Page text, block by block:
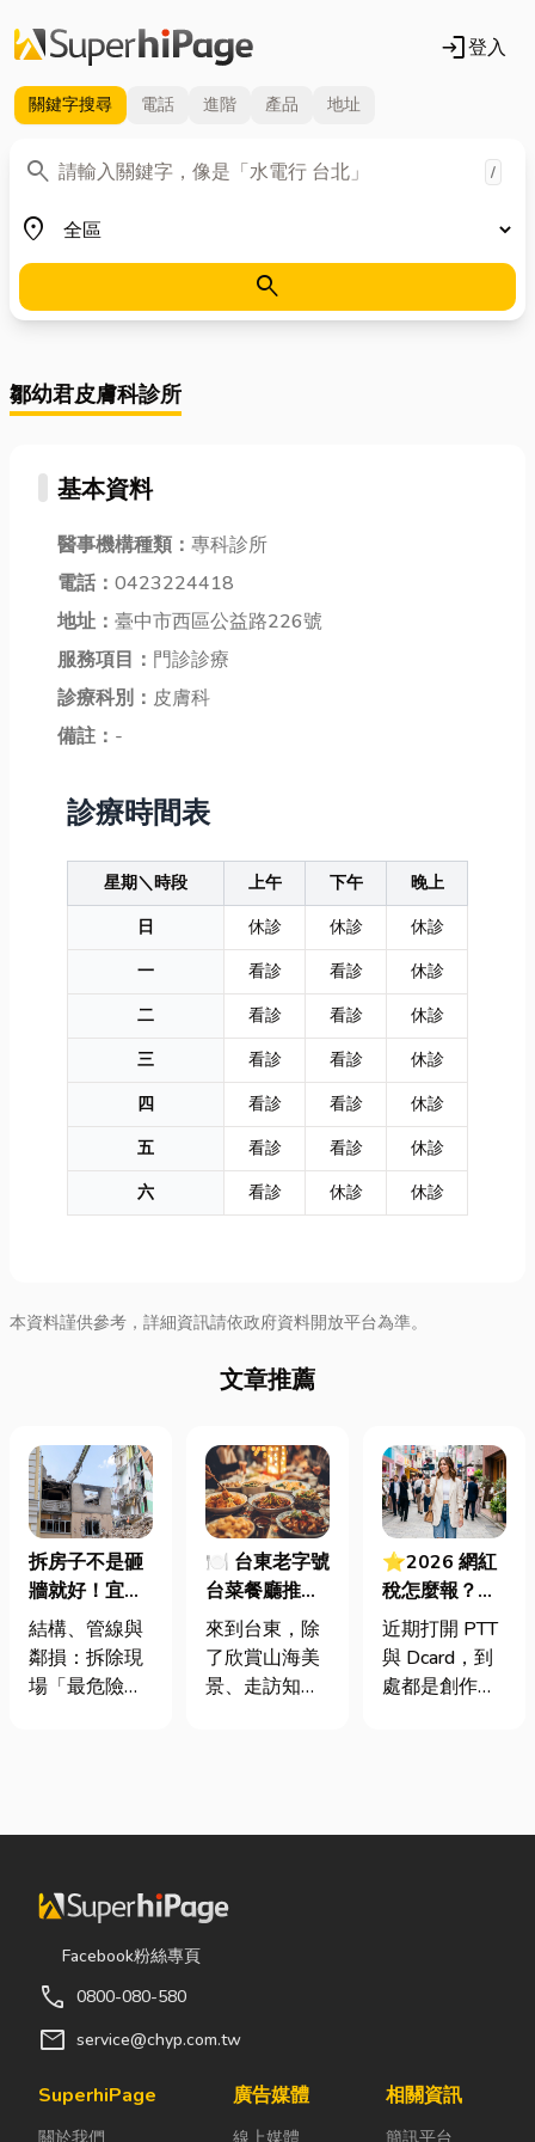
login登入
關鍵字搜尋 電話 進階 產品 地址
search
關鍵字 /
place
地區
search
鄒幼君皮膚科診所
基本資料
醫事機構種類： 專科診所
電話： 0423224418
地址： 臺中市西區公益路226號
服務項目： 門診診療
診療科別： 皮膚科
備註： -
診療時間表
星期＼時段 上午 下午
晚上
日
休診 休診
休診
一
看診 看診
休診
二
看診 看診
休診
三
看診 看診
休診
四
看診 看診
休診
五
看診 看診
休診
六
看診 休診 休診
本資料謹供參考，詳細資訊請依政府資料開放平台為準。
文章推薦
拆房子不是砸
牆就好！宜蘭
裝潢拆除、水
泥切割施工前
必看的避坑指
結構、管線與
鄰損：拆除現
場「最危險的
混亂的環境
有三件事情如
果沒做好，最
容易發生嚴重
清「主力
牆」，盲目亂
陷： 這是老屋
🍽️ 台東老字號
台菜餐廳推薦
｜在地人聚餐
首選，經典合
菜一次滿足
來到台東，除
了欣賞山海美
景、走訪知名
相較於一般小
展現台東的人
聚會、公司聚
團體用餐，都
⭐2026 網紅
稅怎麼報？一
篇看懂課稅門
檻、追溯年限
與合法節稅，
近期打開 PTT
與 Dcard，到
處都是創作者
紅稅」不是一
（如
Facebook粉絲專頁
call 0800-080-580
mail service@chyp.com.tw
SuperhiPage
關於我們
廣告媒體
線上媒體
相關資訊
簡訊平台